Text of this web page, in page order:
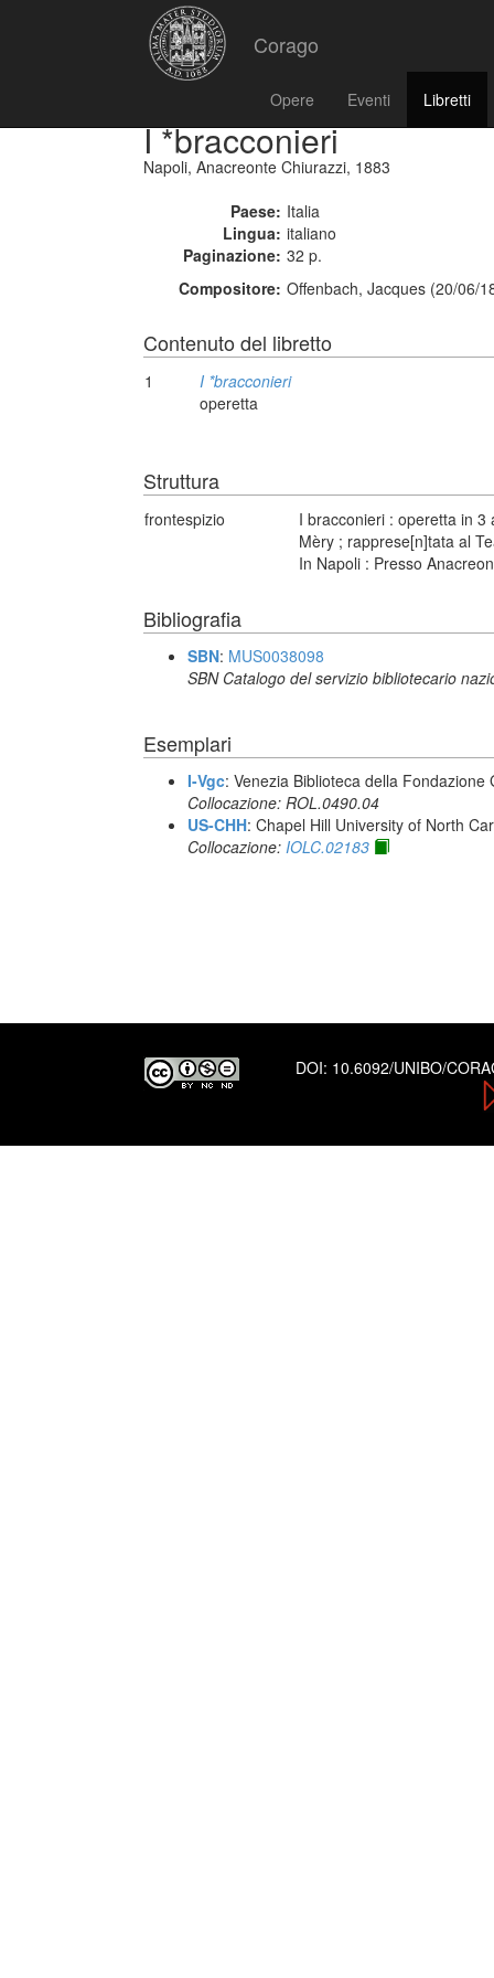
Corago
Opere Eventi Libretti
I *bracconieri
Napoli, Anacreonte Chiurazzi, 1883
Paese: Italia
Lingua: italiano
Paginazione: 32 p.
Compositore: Offenbach, Jacques (20/06/
Contenuto del libretto
1
I *bracconieri
operetta
Struttura
frontespizio
I bracconieri : operetta in
Mèry ; rapprese[n]tata al
In Napoli : Presso
Bibliografia
SBN: MUS0038098
SBN Catalogo del servizio bibliotecario
Esemplari
I-Vgc: Venezia Biblioteca della Fondazione
Collocazione: ROL.0490.04
US-CHH: Chapel Hill University of North
Collocazione: IOLC.02183
DOI: 10.6092/UNIBO/